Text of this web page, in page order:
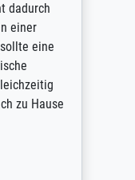
dadurch
einer
eine
zu Hause